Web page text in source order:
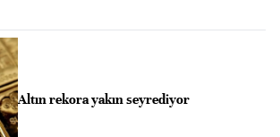
Altın rekora yakın seyrediyor